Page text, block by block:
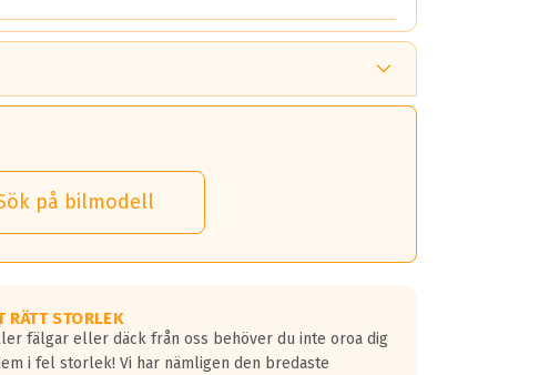
på bilmodell
RÄTT STORLEK
fälgar eller däck från oss behöver du inte oroa dig
i fel storlek! Vi har nämligen den bredaste